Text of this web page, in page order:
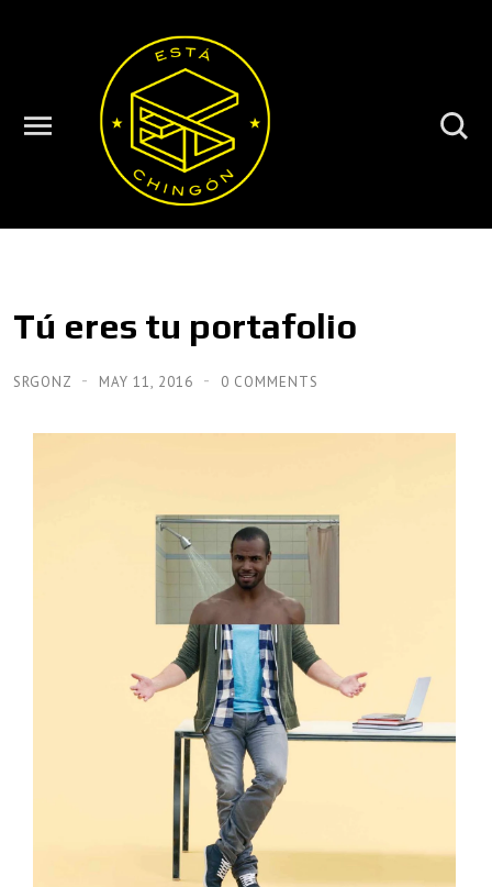
Tú eres tu portafolio
SRGONZ MAY 11, 2016 0 COMMENTS